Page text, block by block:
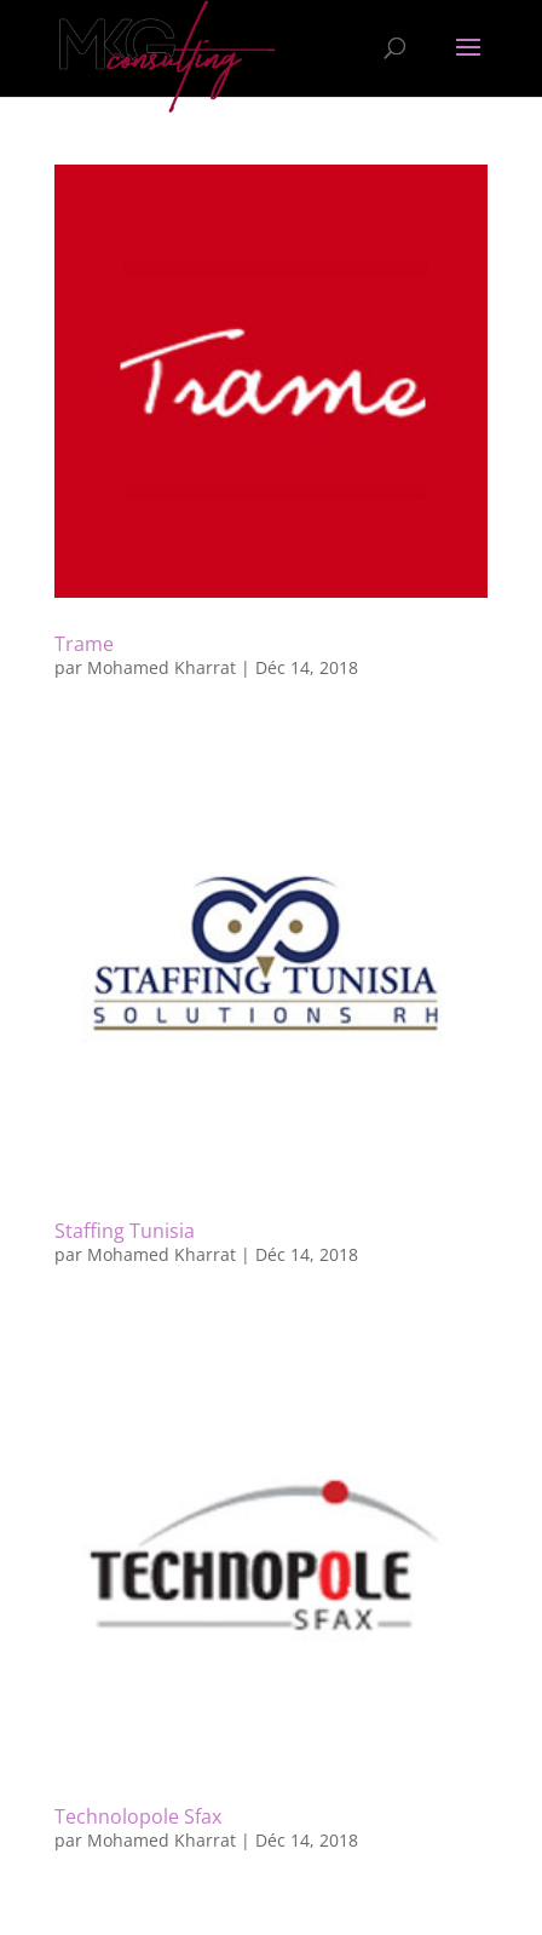
Trame
par Mohamed Kharrat| Déc 14, 2018
Staffing Tunisia
par Mohamed Kharrat| Déc 14, 2018
Technolopole Sfax
par Mohamed Kharrat| Déc 14, 2018